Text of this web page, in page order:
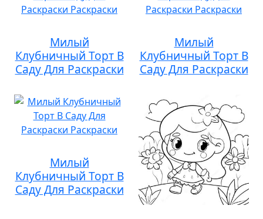
Милый
Клубничный Торт В
Саду Для Раскраски
Милый
Клубничный Торт В
Саду Для Раскраски
Милый
Клубничный Торт В
Саду Для Раскраски